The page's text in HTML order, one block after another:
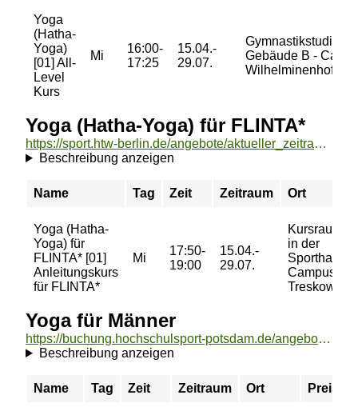
Yoga
(Hatha-
Yoga)
[01] All-
Level
Kurs
Mi
16:00-
17:25
15.04.-
29.07.
Gymnastikstudio im
Gebäude B -
Yoga (Hatha-Yoga) für FLINTA*
https://sport.htw-berlin.de/angebote/aktueller_zeitraum/_Yoga__Hatha-Yoga__fuer_FLINTA_.html
Beschreibung anzeigen
Name Tag Zeit Zeitraum Ort
Yoga (Hatha-
Yoga) für
FLINTA* [01]
Anleitungskurs
für FLINTA*
Mi
17:50-
19:00
15.04.-
29.07.
Kursraum 1
in der
Sporthalle -
Campus
Yoga für Männer
https://buchung.hochschulsport-potsdam.de/angebote/aktueller_zeitraum/_Yoga_fuer_Maenner.html
Beschreibung anzeigen
Name Tag Zeit Zeitraum Ort Preis